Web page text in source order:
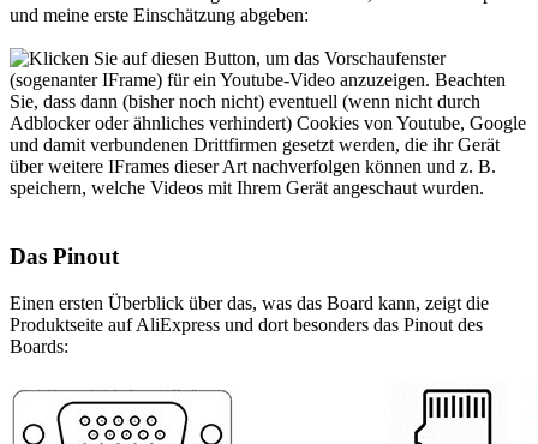
und meine erste Einschätzung abgeben:
Das Pinout
Einen ersten Überblick über das, was das Board kann, zeigt die
Produktseite auf AliExpress und dort besonders das Pinout des
Boards: